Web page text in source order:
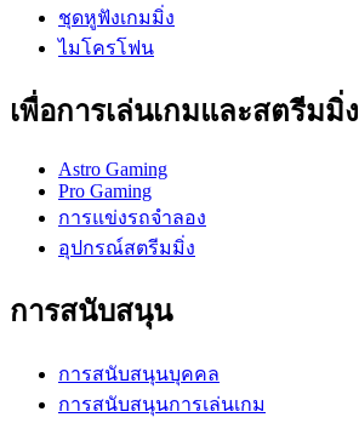
ชุดหูฟังเกมมิ่ง
ไมโครโฟน
เพื่อการเล่นเกมและสตรีมมิ่ง
Astro Gaming
Pro Gaming
การแข่งรถจำลอง
อุปกรณ์สตรีมมิ่ง
การสนับสนุน
การสนับสนุนบุคคล
การสนับสนุนการเล่นเกม